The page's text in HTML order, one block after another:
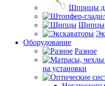
Шприцы
Щипцы
Оборудование
Разное
на установки